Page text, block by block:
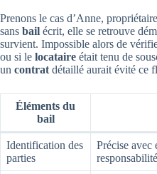
Prenons le cas d’Anne,
sans bail écrit, elle se retrouve
survient. Impossible alors de
ou si le locataire était tenu de
un contrat détaillé aurait évité ce
Éléments du
bail
Identification des
parties
Précise avec